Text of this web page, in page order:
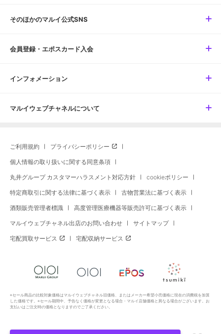
そのほかのマルイ公式SNS
会員登録・エポスカード入会
インフォメーション
マルイウェブチャネルについて
ご利用規約 プライバシーポリシー
個人情報の取り扱いに関する同意条項
丸井グループ カスタマーハラスメント対応方針 cookieポリシー
特定商取引に関する法律に基づく表示 古物営業法に基づく表示
酒類販売管理者標識 高度管理医療機器等販売許可に基づく表示
マルイウェブチャネル出店のお問い合わせ サイトマップ
宅配買取サービス 宅配収納サービス
※セール商品の比較対象価格はマルイウェブチャネル旧価格、またはメーカー希望小売価格に現在の消費税を加算
した価格です。※セール期間中、予告なく価格が変更となる場合・マルイ店舗価格と異なる場合がございます。お
支払いはご注文時の価格となりますのでご了承ください。